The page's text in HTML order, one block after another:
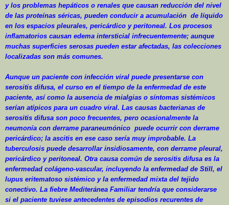
y los problemas hepáticos o renales que causan reducción del nivel
de las proteínas séricas, pueden conducir a acumulación de líquido
en los espacios pleurales, pericárdico y peritoneal. Los procesos
inflamatorios causan edema intersticial infrecuentemente; aunque
muchas superficies serosas pueden estar afectadas, las colecciones
localizadas son más comunes.
Aunque un paciente con infección viral puede presentarse con
serositis difusa, el curso en el tiempo de la enfermedad de este
paciente, así como la ausencia de mialgias o síntomas sistémicos
serían atípicos para un cuadro viral. Las causas bacterianas de
serositis difusa son poco frecuentes, pero ocasionalmente la
neumonía con derrame paraneumónico puede ocurrir con derrame
pericárdico; la ascitis en ese caso sería muy improbable. La
tuberculosis puede desarrollar insidiosamente, con derrame pleural,
pericárdico y peritoneal. Otra causa común de serositis difusa es la
enfermedad colágeno-vascular, incluyendo la enfermedad de Still, el
lupus eritematoso sistémico y la enfermedad mixta del tejido
conectivo. La fiebre Mediteránea Familiar tendría que considerarse
si el paciente tuviese antecedentes de episodios recurentes de